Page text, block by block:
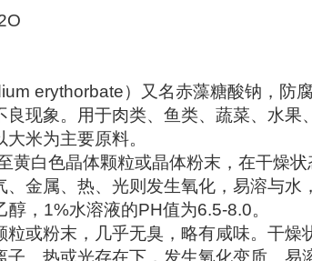
erythorbate）又名赤藻糖酸钠，防
良现象。用于肉类、鱼类、蔬菜、水果
米为主要原料。
黄白色晶体颗粒或晶体粉末，在干燥
、金属、热、光则发生氧化，易溶与水
，1%水溶液的PH值为6.5-8.0。
粒或粉末，几乎无臭，略有咸味。干燥
子、热或光存在下，发生氧化变质。易